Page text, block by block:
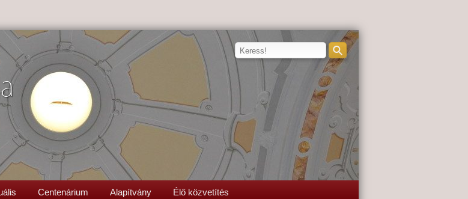
Centenárium Alapítvány Élő közvetítés